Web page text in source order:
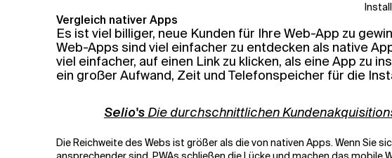
Vergleich nativer Apps
Es ist viel billiger, neue Kunden für Ihre Web-App zu
Web-Apps sind viel einfacher zu entdecken als native
viel einfacher, auf einen Link zu klicken, als eine App zu
ein großer Aufwand, Zeit und Telefonspeicher für die
Selio's Die durchschnittlichen
Die Reichweite des Webs ist größer als die von nativen Apps. Wenn Sie